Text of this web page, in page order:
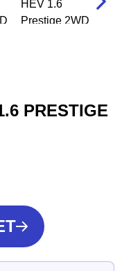
PRESTIGE